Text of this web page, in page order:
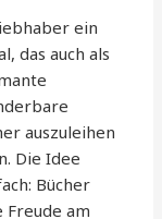
ein
das auch als
auszuleihen
Die Idee
Bücher
Freude am